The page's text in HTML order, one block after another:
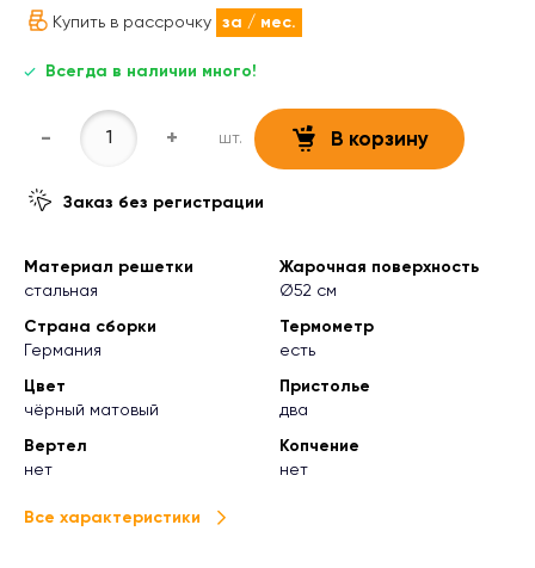
Купить в рассрочку за / мес.
Всегда в наличии много!
- + шт. В корзину
Заказ без регистрации
Материал решетки
стальная
Жарочная поверхность
Ø52 см
Страна сборки
Германия
Термометр
есть
Цвет
чёрный матовый
Пристолье
два
Вертел
нет
Копчение
нет
Все характеристики